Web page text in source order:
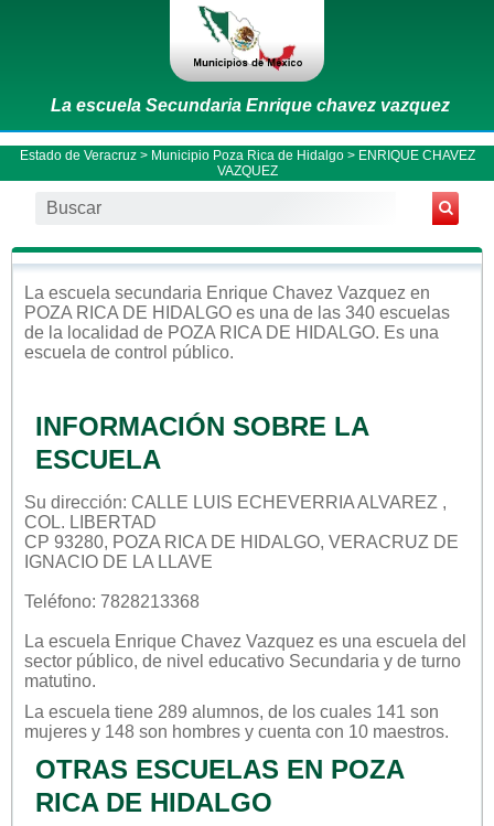
La escuela Secundaria Enrique chavez vazquez
Estado de Veracruz> Municipio Poza Rica de Hidalgo> ENRIQUE CHAVEZ
VAZQUEZ
La escuela secundaria Enrique Chavez Vazquez en
POZA RICA DE HIDALGO es una de las 340 escuelas
de la localidad de POZA RICA DE HIDALGO. Es una
escuela de control público.
INFORMACIÓN SOBRE LA
ESCUELA
Su dirección: CALLE LUIS ECHEVERRIA ALVAREZ ,
COL. LIBERTAD
CP 93280, POZA RICA DE HIDALGO, VERACRUZ DE
IGNACIO DE LA LLAVE
Teléfono: 7828213368
La escuela Enrique Chavez Vazquez es una escuela del
sector público, de nivel educativo Secundaria y de turno
matutino.
La escuela tiene 289 alumnos, de los cuales 141 son
mujeres y 148 son hombres y cuenta con 10 maestros.
OTRAS ESCUELAS EN POZA
RICA DE HIDALGO